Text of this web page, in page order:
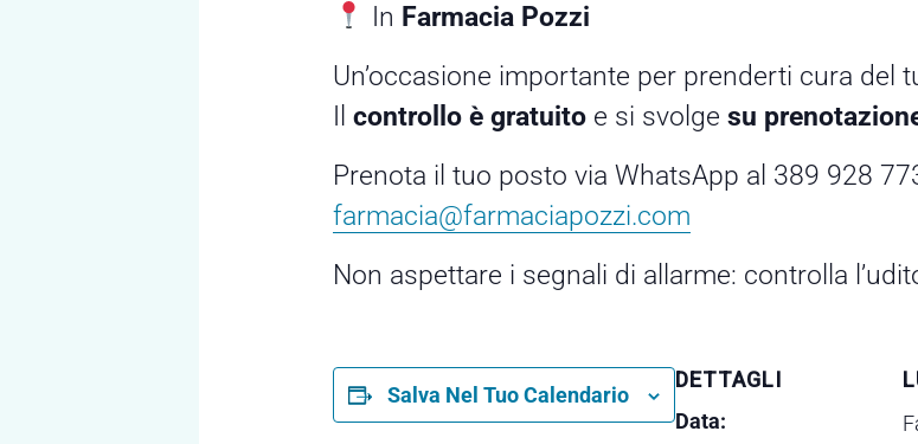
In Farmacia Pozzi
Un’occasione importante per prenderti cura del
Ilcontrollo è gratuito e si svolgesu
Prenota il tuo posto via WhatsApp al 389 928
farmacia@farmaciapozzi.com
Non aspettare i segnali di allarme: controlla
Salva Nel Tuo Calendario DETTAGLI
Data: